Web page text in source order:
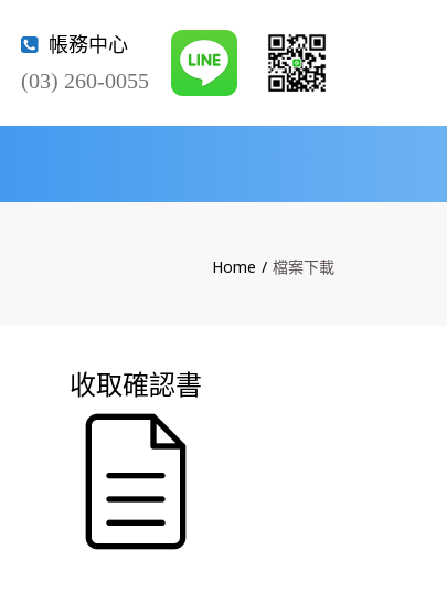
帳務中心
(03) 260-0055
Home 檔案下載
收取確認書